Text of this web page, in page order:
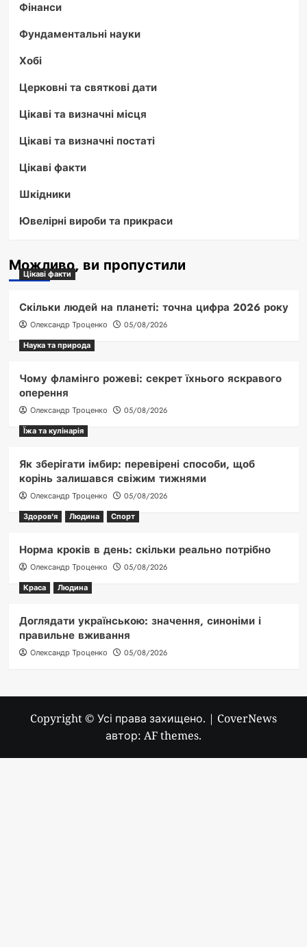
Фінанси
Фундаментальні науки
Хобі
Церковні та святкові дати
Цікаві та визначні місця
Цікаві та визначні постаті
Цікаві факти
Шкідники
Ювелірні вироби та прикраси
Можливо, ви пропустили
Цікаві факти
Скільки людей на планеті: точна цифра 2026 року
Олександр Троценко
05/08/2026
Наука та природа
Чому фламінго рожеві: секрет їхнього яскравого
оперення
Олександр Троценко
05/08/2026
Їжа та кулінарія
Як зберігати імбир: перевірені способи, щоб
корінь залишався свіжим тижнями
Олександр Троценко
05/08/2026
Здоров'я
Людина Спорт
Норма кроків в день: скільки реально потрібно
Олександр Троценко
05/08/2026
Краса
Людина
Доглядати українською: значення, синоніми і
правильне вживання
Олександр Троценко 05/08/2026
Copyright © Усі права захищено. | CoverNews
автор: AF themes.